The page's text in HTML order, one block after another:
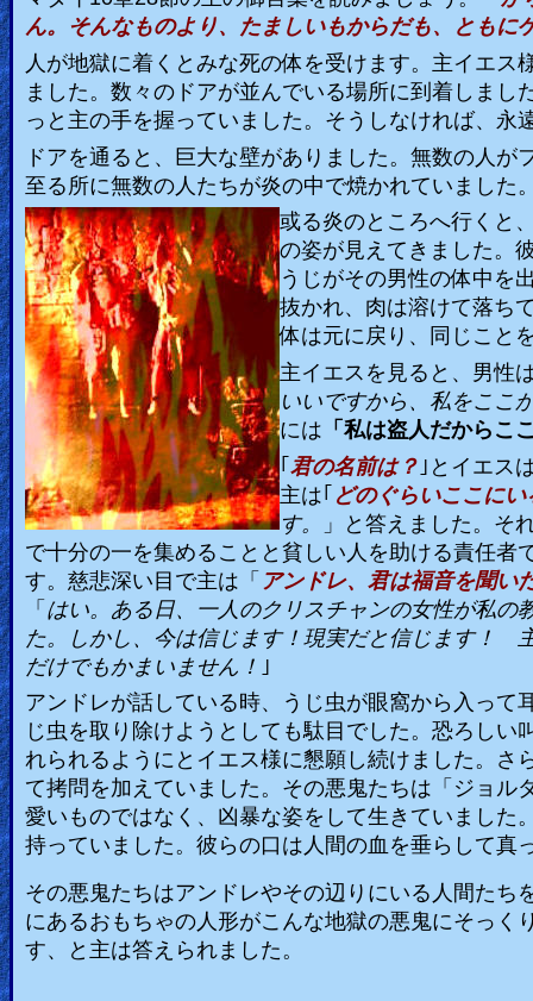
ん。そんなものより、たましいもからだも、ともに
人が地獄に着くとみな死の体を受けます。主イエ
ました。数々のドアが並んでいる場所に到着しま
っと主の手を握っていました。そうしなければ、
ドアを通ると、巨大な壁がありました。無数の人
至る所に無数の人たちが炎の中で焼かれていました
或る炎のところへ行くと
の姿が見えてきました。
うじがその男性の体中を
抜かれ、肉は溶けて落ち
体は元に戻り、同じこと
主イエスを見ると、男性
いいですから、私をこ
には 「私は盗人だからこ
｢ 君の名前は？ ｣とイエス
主は｢ どのぐらいここにい
す。
」と答えました。そ
で十分の一を集めることと貧しい人を助ける責任
す。慈悲深い目で主は「 アンドレ、君は福音を聞い
「 はい。ある日、一人のクリスチャンの女性が私
た。しかし、今は信じます！現実だと信じます！
だけでもかまいません！ ｣
アンドレが話している時、うじ虫が眼窩から入っ
じ虫を取り除けようとしても駄目でした。恐ろし
れられるようにとイエス様に懇願し続けました。
て拷問を加えていました。その悪鬼たちは「ジョ
愛いものではなく、凶暴な姿をして生きていました
持っていました。彼らの口は人間の血を垂らして真
その悪鬼たちはアンドレやその辺りにいる人間た
にあるおもちゃの人形がこんな地獄の悪鬼にそっ
す、と主は答えられました。